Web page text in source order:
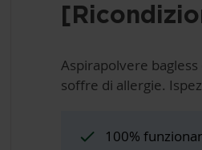
Aspirapolvere
soffre di allergie.
100%